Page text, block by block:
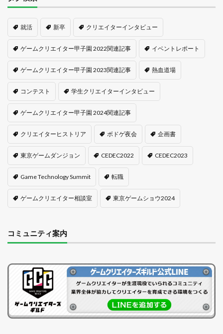
就活 新卒 クリエイターインタビュー
ゲームクリエイター甲子園 2022関連記事 イベントレポート
ゲームクリエイター甲子園 2023関連記事 熱血道場
コンテスト 学生クリエイターインタビュー
ゲームクリエイター甲子園 2024関連記事
クリエイターヒストリア ボドゲ夜会 企画書
東京ゲームダンジョン CEDEC2022 CEDEC2023
Game Technology Summit 転職
ゲームクリエイター相談室 東京ゲームショウ2024
コミュニティ案内